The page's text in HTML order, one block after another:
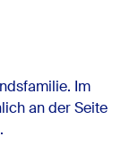
Im
an der Seite